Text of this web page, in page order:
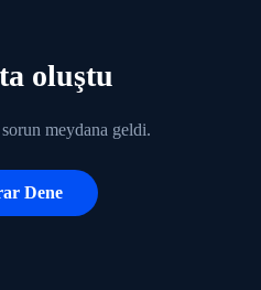
oluştu
meydana geldi.
Dene